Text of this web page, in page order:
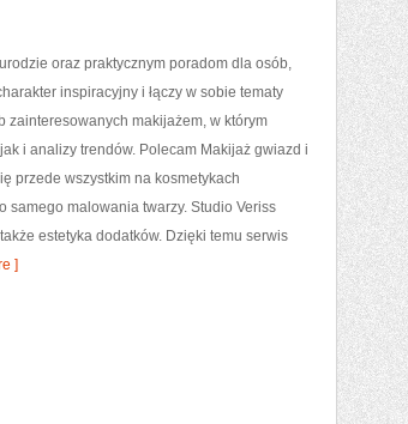
oraz praktycznym poradom dla osób,
inspiracyjny i łączy w sobie tematy
zainteresowanych makijażem, w którym
i analizy trendów. Polecam Makijaż gwiazd i
przede wszystkim na kosmetykach
samego malowania twarzy. Studio Veriss
estetyka dodatków. Dzięki temu serwis
]